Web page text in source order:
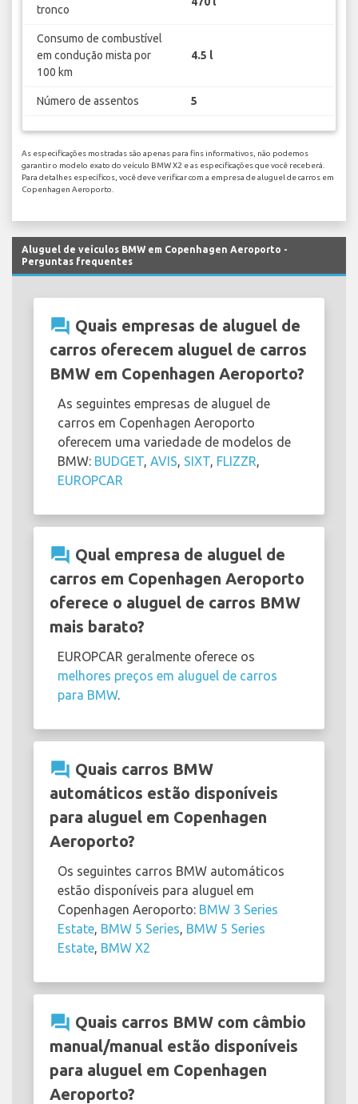
tronco
Consumo de combustível
em condução mista por
100 km
4.5 l
Número de assentos 5
As especificações mostradas são apenas para fins informativos, não podemos
garantir o modelo exato do veículo BMW X2 e as especificações que você receberá.
Para detalhes específicos, você deve verificar com a empresa de aluguel de carros em
Copenhagen Aeroporto.
Aluguel de veículos BMW em Copenhagen Aeroporto -
Perguntas frequentes
question_answer Quais empresas de aluguel de
carros oferecem aluguel de carros
BMW em Copenhagen Aeroporto?
As seguintes empresas de aluguel de
carros em Copenhagen Aeroporto
oferecem uma variedade de modelos de
BMW: BUDGET AVIS SIXT FLIZZR
EUROPCAR
question_answer Qual empresa de aluguel de
carros em Copenhagen Aeroporto
oferece o aluguel de carros BMW
mais barato?
EUROPCAR geralmente oferece os
melhores preços em aluguel de carros
para BMW.
question_answer Quais carros BMW
automáticos estão disponíveis
para aluguel em Copenhagen
Aeroporto?
Os seguintes carros BMW automáticos
estão disponíveis para aluguel em
Copenhagen Aeroporto: BMW 3 Series
Estate BMW 5 Series BMW 5 Series
Estate BMW X2
question_answer Quais carros BMW com câmbio
manual/manual estão disponíveis
para aluguel em Copenhagen
Aeroporto?